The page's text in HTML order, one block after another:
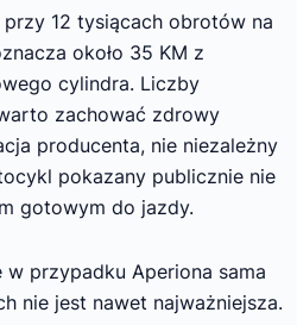
12 tysiącach obrotów na
około 35 KM z
cylindra. Liczby
zachować zdrowy
producenta, nie niezależny
pokazany publicznie nie
gotowym do jazdy.
w przypadku Aperiona sama
nie jest nawet najważniejsza.